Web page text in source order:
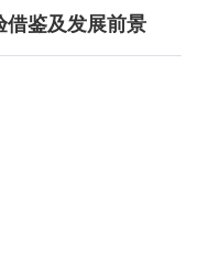
借鉴及发展前景